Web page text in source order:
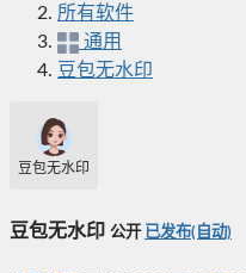
所有软件
通用
豆包无水印
豆包无水印
豆包无水印 公开 已发布(自动)